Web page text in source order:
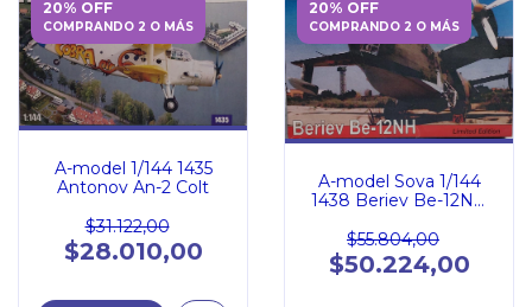
20% OFF
COMPRANDO 2 O MÁS
A-model 1/144 1435
Antonov An-2 Colt
$31.122,00
$28.010,00
20% OFF
COMPRANDO 2 O MÁS
A-model Sova 1/144
1438 Beriev Be-12NH
$55.804,00
$50.224,00